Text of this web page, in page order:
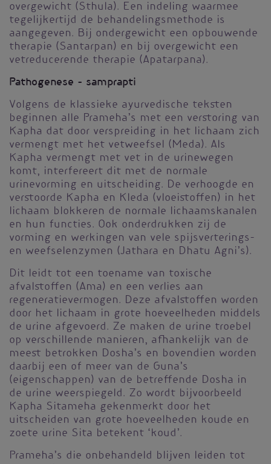
overgewicht (Sthula). Een indeling waarmee
tegelijkertijd de behandelingsmethode is
aangegeven. Bij ondergewicht een opbouwende
therapie (Santarpan) en bij overgewicht een
vetreducerende therapie (Apatarpana).
Pathogenese - samprapti
Volgens de klassieke ayurvedische teksten
beginnen alle Prameha’s met een verstoring van
Kapha dat door verspreiding in het lichaam zich
vermengt met het vetweefsel (Meda). Als
Kapha vermengt met vet in de urinewegen
komt, interfereert dit met de normale
urinevorming en uitscheiding. De verhoogde en
verstoorde Kapha en Kleda (vloeistoffen) in het
lichaam blokkeren de normale lichaamskanalen
en hun functies. Ook onderdrukken zij de
vorming en werkingen van vele spijsverterings-
en weefselenzymen (Jathara en Dhatu Agni’s).
Dit leidt tot een toename van toxische
afvalstoffen (Ama) en een verlies aan
regeneratievermogen. Deze afvalstoffen worden
door het lichaam in grote hoeveelheden middels
de urine afgevoerd. Ze maken de urine troebel
op verschillende manieren, afhankelijk van de
meest betrokken Dosha’s en bovendien worden
daarbij een of meer van de Guna’s
(eigenschappen) van de betreffende Dosha in
de urine weerspiegeld. Zo wordt bijvoorbeeld
Kapha Sitameha gekenmerkt door het
uitscheiden van grote hoeveelheden koude en
zoete urine Sita betekent ‘koud’.
Prameha’s die onbehandeld blijven leiden tot